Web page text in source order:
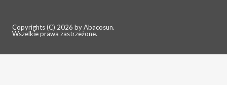
Copyrights (C) 2026 by Abacosun.
Wszelkie prawa zastrzeżone.